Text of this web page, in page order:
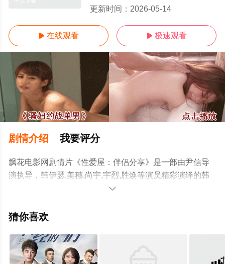
更新时间： 2026-05-14
 在线观看  极速观看
剧情介绍 我要评分
飘花电影网剧情片《性爱屋：伴侣分享》是一部由尹信导
演执导，韩伊瑟,美穗,尚宇,宇烈,胜焕等演员精彩演绎的韩
国电影，手机免费观看高清未删减完整版电影大全就上飘
网等平台了解。

猜你喜欢